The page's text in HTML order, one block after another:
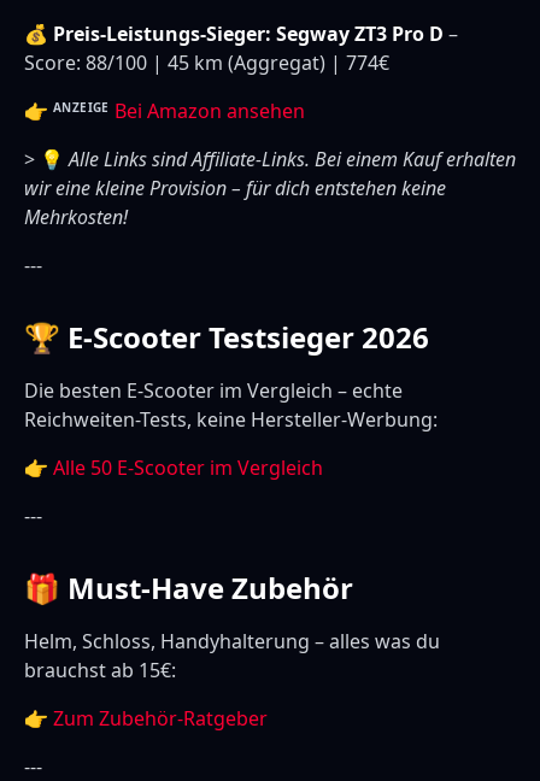
💰 Preis-Leistungs-Sieger: Segway ZT3 Pro D –
Score: 88/100 | 45 km (Aggregat) | 774€
👉 ANZEIGE Bei Amazon ansehen
> 💡Alle Links sind Affiliate-Links. Bei einem Kauf erhalten
wir eine kleine Provision – für dich entstehen keine
Mehrkosten!
---
🏆 E-Scooter Testsieger 2026
Die besten E-Scooter im Vergleich – echte
Reichweiten-Tests, keine Hersteller-Werbung:
👉 Alle 50 E-Scooter im Vergleich
---
🎁 Must-Have Zubehör
Helm, Schloss, Handyhalterung – alles was du
brauchst ab 15€:
👉 Zum Zubehör-Ratgeber
---